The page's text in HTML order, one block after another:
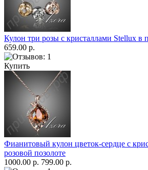
Кулон три розы с кристаллами Stellux в
659.00 р.
Купить
Фианитовый кулон цветок-сердце с
розовой позолоте
1000.00 р. 799.00 р.